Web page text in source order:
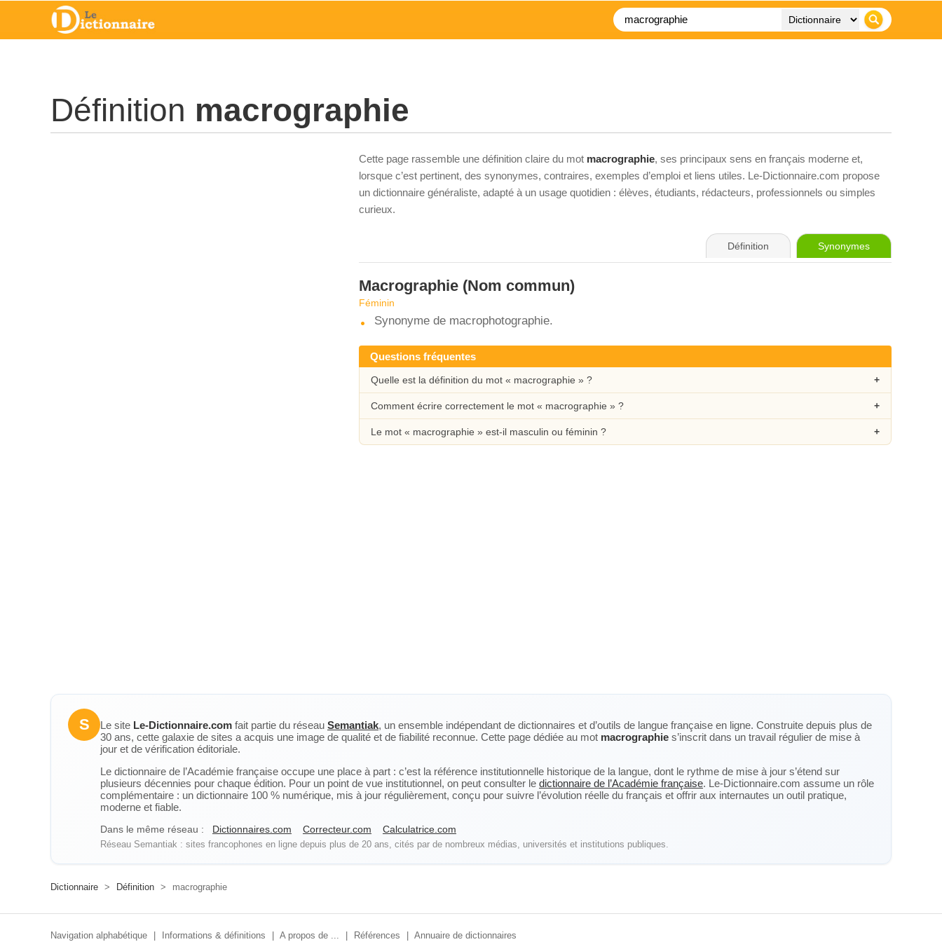
Définition macrographie
Cette page rassemble une définition claire du mot macrographie, ses principaux sens en français moderne et,
lorsque c’est pertinent, des synonymes, contraires, exemples d’emploi et liens utiles. Le-Dictionnaire.com propose
un dictionnaire généraliste, adapté à un usage quotidien : élèves, étudiants, rédacteurs, professionnels ou simples
curieux.
Définition Synonymes
Macrographie (Nom commun)
Féminin
Synonyme de macrophotographie.
Questions fréquentes
Quelle est la définition du mot « macrographie » ?
Comment écrire correctement le mot « macrographie » ?
Le mot « macrographie » est-il masculin ou féminin ?
S Le site Le-Dictionnaire.com fait partie du réseau Semantiak, un ensemble indépendant de dictionnaires et d’outils de langue française en ligne. Construite depuis plus de
30 ans, cette galaxie de sites a acquis une image de qualité et de fiabilité reconnue. Cette page dédiée au mot macrographie s’inscrit dans un travail régulier de mise à
jour et de vérification éditoriale.
Le dictionnaire de l’Académie française occupe une place à part : c’est la référence institutionnelle historique de la langue, dont le rythme de mise à jour s’étend sur
plusieurs décennies pour chaque édition. Pour un point de vue institutionnel, on peut consulter le dictionnaire de l’Académie française. Le-Dictionnaire.com assume un rôle
complémentaire : un dictionnaire 100 % numérique, mis à jour régulièrement, conçu pour suivre l’évolution réelle du français et offrir aux internautes un outil pratique,
moderne et fiable.
Dans le même réseau : Dictionnaires.com Correcteur.com Calculatrice.com
Réseau Semantiak : sites francophones en ligne depuis plus de 20 ans, cités par de nombreux médias, universités et institutions publiques.
Dictionnaire > Définition > macrographie
Navigation alphabétique Informations & définitions A propos de ... Références Annuaire de dictionnaires